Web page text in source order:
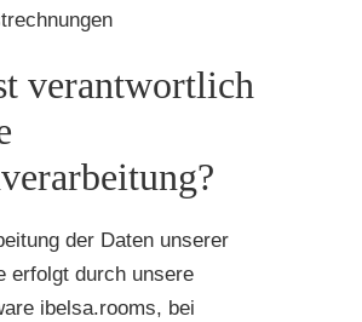
verantwortlich
der Daten unserer
erfolgt durch unsere
ibelsa.rooms, bei